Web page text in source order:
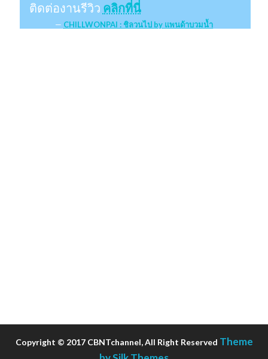
ติดต่องานรีวิว คลิกที่นี่
CHILLWONPAI : ชิลวนไป by แพนด้าบวมน้ำ
Copyright © 2017 CBNTchannel, All Right Reserved Theme